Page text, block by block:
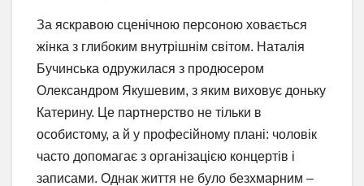
За яскравою сценічною персоною ховається
жінка з глибоким внутрішнім світом. Наталія
Бучинська одружилася з продюсером
Олександром Якушевим, з яким виховує доньку
Катерину. Це партнерство не тільки в
особистому, а й у професійному плані: чоловік
часто допомагає з організацією концертів і
записами. Однак життя не було безхмарним –